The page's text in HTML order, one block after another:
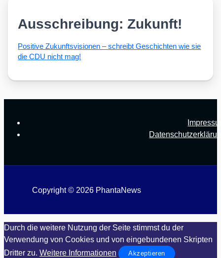
Ausschreibung: Zukunft!
Posi­ti­ve Zukunfts­vi­sio­nen – schreibt Geschich­ten wie sie
die CDU nicht mag!
Copyright © 2026 PhantaNews
Durch die weitere Nutzung der Seite stimmst du der
Verwendung von Cookies und von eingebundenen Skripten
Dritter zu. Weitere Informationen Akzeptieren